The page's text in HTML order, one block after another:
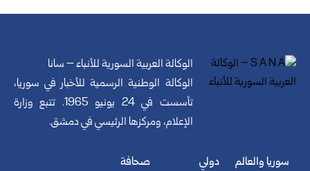
الوكالة العربية السورية للأنباء – سانا
الوكالة الوطنية الرسمية للأخبار في سوريا،
تأسست في 24 يونيو 1965. تتبع وزارة
الإعلام، ومركزها الرئيسي في دمشق.
سوريا والعالم
دولي
صحافة